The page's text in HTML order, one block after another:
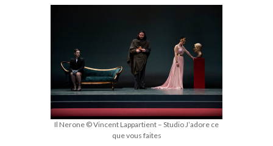
Il Nerone © Vincent Lappartient – Studio J’adore ce
que vous faites